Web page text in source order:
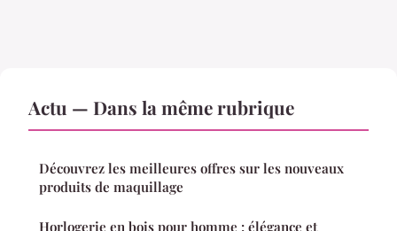
Actu — Dans la même rubrique
Découvrez les meilleures offres sur les nouveaux
produits de maquillage
Horlogerie en bois pour homme : élégance et